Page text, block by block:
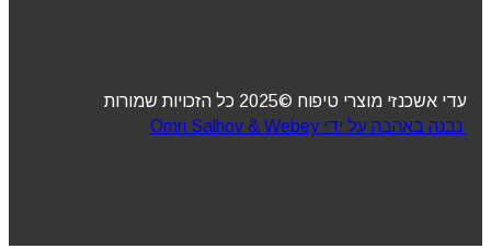
עדי אשכנזי מוצרי טיפוח ©2025 כל הזכויות שמורות
נבנה באהבה על ידי Omri Salhov & Webey